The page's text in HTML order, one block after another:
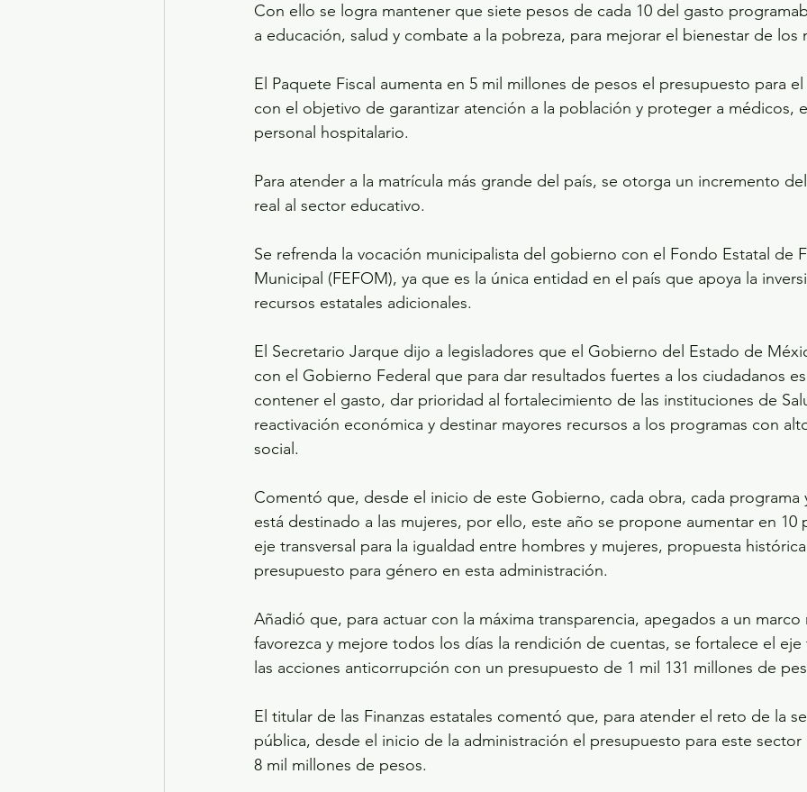
Con ello se logra mantener que siete pesos de cada 10 del gasto
a educación, salud y combate a la pobreza, para mejorar el bienestar de los
El Paquete Fiscal aumenta en 5 mil millones de pesos el presupuesto para
con el objetivo de garantizar atención a la población y proteger a médicos,
personal hospitalario.
Para atender a la matrícula más grande del país, se otorga un incremento
real al sector educativo.
Se refrenda la vocación municipalista del gobierno con el Fondo Estatal de
Municipal (FEFOM), ya que es la única entidad en el país que apoya la
recursos estatales adicionales.
El Secretario Jarque dijo a legisladores que el Gobierno del Estado de
con el Gobierno Federal que para dar resultados fuertes a los ciudadanos
contener el gasto, dar prioridad al fortalecimiento de las instituciones de
reactivación económica y destinar mayores recursos a los programas con
social.
Comentó que, desde el inicio de este Gobierno, cada obra, cada programa
está destinado a las mujeres, por ello, este año se propone aumentar en
eje transversal para la igualdad entre hombres y mujeres, propuesta
presupuesto para género en esta administración.
Añadió que, para actuar con la máxima transparencia, apegados a un
favorezca y mejore todos los días la rendición de cuentas, se fortalece el
las acciones anticorrupción con un presupuesto de 1 mil 131 millones de
El titular de las Finanzas estatales comentó que, para atender el reto de la
pública, desde el inicio de la administración el presupuesto para este
8 mil millones de pesos.